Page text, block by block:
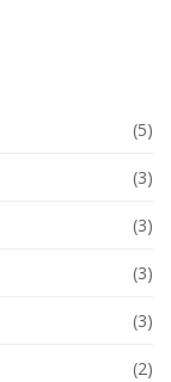
(5)
(3)
(3)
(3)
(3)
(2)